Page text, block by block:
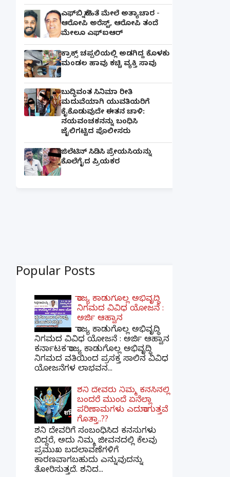
ಎಫ್‌ಬಿ ಸ್ನೇಹಿತೆ ಮೇಲೆ ಅತ್ಯಾಚಾರ -
ಆರೋಪಿ ಅರೆಸ್ಟ್, ಆರೋಪಿ ತಂದೆ
ಮೇಲೂ ಎಫ್ಐಆರ್
ಕ್ರಾಕ್ಸ್ ಚಪ್ಪಲಿಯಲ್ಲಿ ಅಡಗಿದ್ದ ಕೊಳಕು
ಮಂಡಲ ಹಾವು ಕಚ್ಚಿ ವ್ಯಕ್ತಿ ಸಾವು
ಬುದ್ಧಿವಂತ ಸಿನಿಮಾ ರೀತಿ
ಮದುವೆಯಾಗಿ ಯುವತಿಯರಿಗೆ
ಕೈಕೊಡುವುದೇ ಈತನ ಚಾಳಿ:
ನಯವಂಚಕನನ್ನು ಬಂಧಿಸಿ
ಜೈಲಿಗಟ್ಟಿದ ಪೊಲೀಸರು
ಜಿಲೆಟಿನ್ ಸಿಡಿಸಿ ಪ್ರೇಯಸಿಯನ್ನು
ಕೊಲೆಗೈದ ಪ್ರಿಯಕರ
Popular Posts
ರಾಜ್ಯ ಕಾಡುಗೊಲ್ಲ ಅಭಿವೃದ್ಧಿ
ನಿಗಮದ ವಿವಿಧ ಯೋಜನೆ :
ಅರ್ಜಿ ಆಹ್ವಾನ
ರಾಜ್ಯ ಕಾಡುಗೊಲ್ಲ ಅಭಿವೃದ್ಧಿ
ನಿಗಮದ ವಿವಿಧ ಯೋಜನೆ : ಅರ್ಜಿ ಆಹ್ವಾನ
ಕರ್ನಾಟಕ ರಾಜ್ಯ ಕಾಡುಗೊಲ್ಲ ಅಭಿವೃದ್ಧಿ
ನಿಗಮದ ವತಿಯಿಂದ ಪ್ರಸಕ್ತ ಸಾಲಿನ ವಿವಿಧ
ಯೋಜನೆಗಳ ಲಾಭವನ...
ಶನಿ ದೇವರು ನಿಮ್ಮ ಕನಸಿನಲ್ಲಿ
ಬಂದರೆ ಮುಂದೆ ಏನೆಲ್ಲಾ
ಪರಿಣಾಮಗಳು ಎದುರಾಗುತ್ತವೆ
ಗೊತ್ತಾ..??
ಶನಿ ದೇವರಿಗೆ ಸಂಬಂಧಿಸಿದ ಕನಸುಗಳು
ಬಿದ್ದರೆ, ಅದು ನಿಮ್ಮ ಜೀವನದಲ್ಲಿ ಕೆಲವು
ಪ್ರಮುಖ ಬದಲಾವಣೆಗಳಿಗೆ
ಕಾರಣವಾಗಬಹುದು ಎನ್ನುವುದನ್ನು
ತೋರಿಸುತ್ತದೆ. ಶನಿದ...